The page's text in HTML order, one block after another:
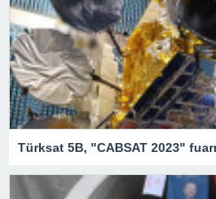
Türksat 5B, "CABSAT 2023"